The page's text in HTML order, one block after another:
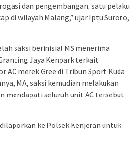
dan pengembangan, satu pelaku
di wilayah Malang,” ujar Iptu Suroto,
saksi berinisial MS menerima
Jaya Kenpark terkait
AC merek Gree di Tribun Sport Kuda
MA, saksi kemudian melakukan
mendapati seluruh unit AC tersebut
ke Polsek Kenjeran untuk